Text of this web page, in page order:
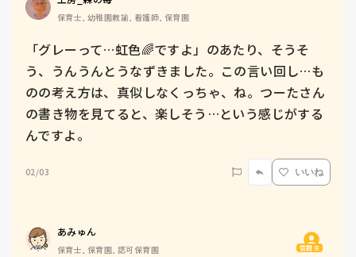
保育士, 幼稚園教諭, 看護師, 保育園
「グレーって…虹色🌈ですよ」のあたり、そうそ
う、うんうんとうなずきました。この言い回し…も
のの考え方は、真似しなくっちゃ、ね。つーたさん
の書き物を見てると、楽しそう…という感じがする
んですよ。
02/03 いいね
あみゅん
保育士, 保育園, 認可保育園 質問主